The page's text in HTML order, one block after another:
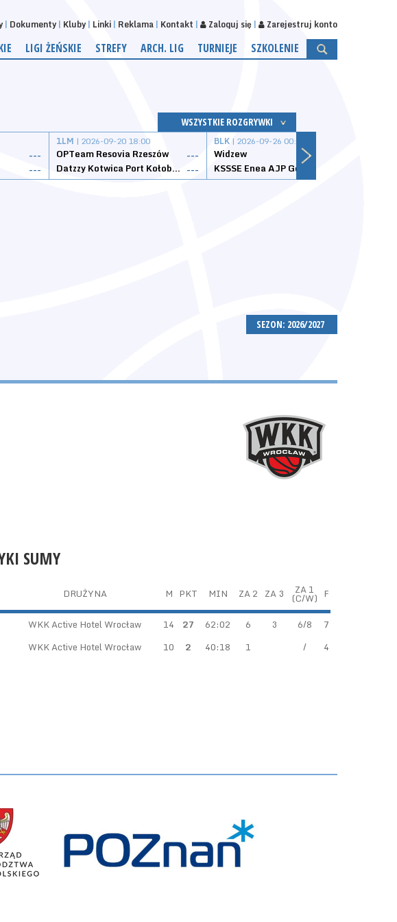
Dokumenty Kluby Linki Reklama Kontakt Zaloguj się Zarejestruj konto
LIGI ŻEŃSKIE STREFY ARCH. LIG TURNIEJE SZKOLENIE
WSZYSTKIE ROZGRYWKI
---
---
1LM | 2026-09-20 18:00
OPTeam Resovia Rzeszów
---
Datzzy Kotwica Port Kołobrzeg ---
BLK | 2026-09-26 00:00
Widzew
SEZON: 2026/2027
SUMY
DRUŻYNA M PKT MIN ZA 2 ZA 3 ZA 1
(C/W) F
WKK Active Hotel Wrocław 14 27 62:02 6 3 6/8
7
WKK Active Hotel Wrocław 10 2 40:18 1 / 4